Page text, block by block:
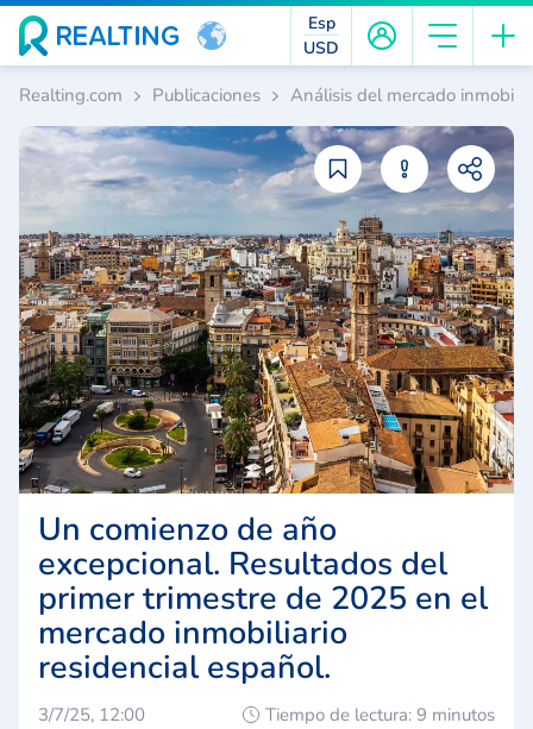
Esp
USD
Realting.com Publicaciones Análisis del mercado
Un comienzo de año
excepcional. Resultados del
primer trimestre de 2025 en el
mercado inmobiliario
residencial español.
3/7/25, 12:00
Tiempo de lectura: 9 minutos